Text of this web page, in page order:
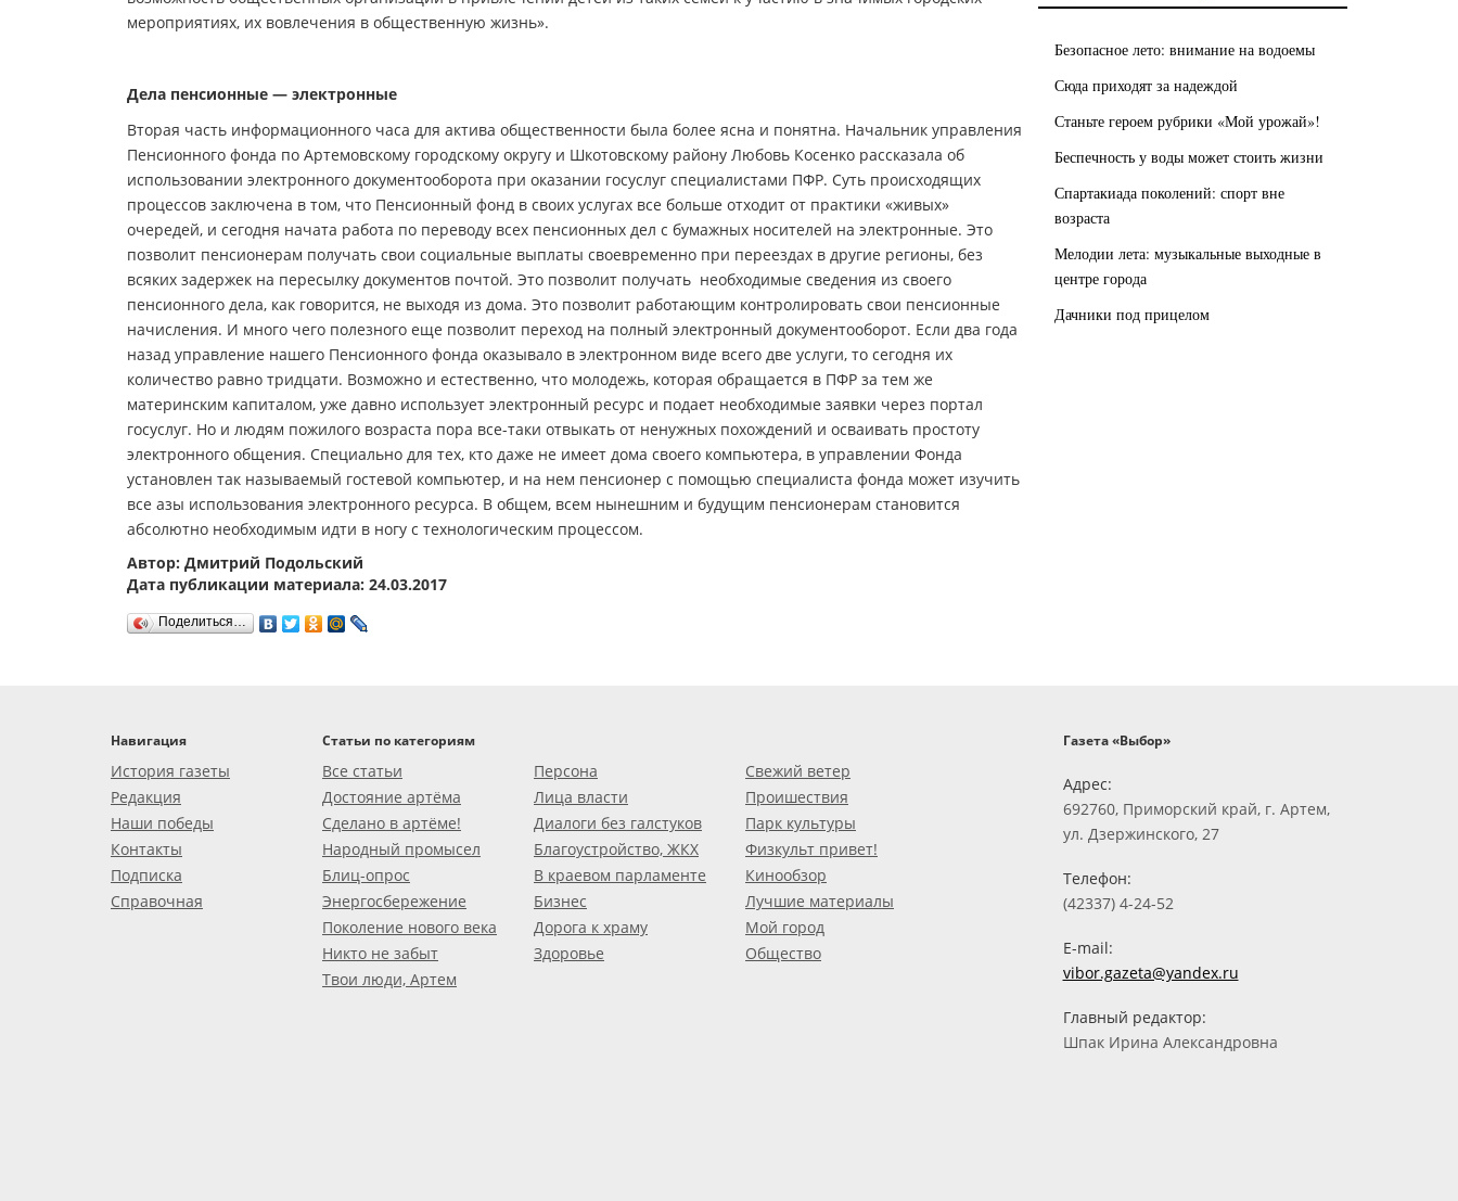
мероприятиях, их вовлечения в общественную жизнь».
Дела пенсионные — электронные
Вторая часть информационного часа для актива общественности была более ясна и понятна. Начальник управления
Пенсионного фонда по Артемовскому городскому округу и Шкотовскому району Любовь Косенко рассказала об
использовании электронного документооборота при оказании госуслуг специалистами ПФР. Суть происходящих
процессов заключена в том, что Пенсионный фонд в своих услугах все больше отходит от практики «живых»
очередей, и сегодня начата работа по переводу всех пенсионных дел с бумажных носителей на электронные. Это
позволит пенсионерам получать свои социальные выплаты своевременно при переездах в другие регионы, без
всяких задержек на пересылку документов почтой. Это позволит получать необходимые сведения из своего
пенсионного дела, как говорится, не выходя из дома. Это позволит работающим контролировать свои пенсионные
начисления. И много чего полезного еще позволит переход на полный электронный документооборот. Если два года
назад управление нашего Пенсионного фонда оказывало в электронном виде всего две услуги, то сегодня их
количество равно тридцати. Возможно и естественно, что молодежь, которая обращается в ПФР за тем же
материнским капиталом, уже давно использует электронный ресурс и подает необходимые заявки через портал
госуслуг. Но и людям пожилого возраста пора все-таки отвыкать от ненужных похождений и осваивать простоту
электронного общения. Специально для тех, кто даже не имеет дома своего компьютера, в управлении Фонда
установлен так называемый гостевой компьютер, и на нем пенсионер с помощью специалиста фонда может изучить
все азы использования электронного ресурса. В общем, всем нынешним и будущим пенсионерам становится
абсолютно необходимым идти в ногу с технологическим процессом.
Автор: Дмитрий Подольский
Дата публикации материала: 24.03.2017
Поделиться…
Безопасное лето: внимание на водоемы
Сюда приходят за надеждой
Станьте героем рубрики «Мой урожай»!
Беспечность у воды может стоить жизни
Спартакиада поколений: спорт вне
возраста
Мелодии лета: музыкальные выходные в
центре города
Дачники под прицелом
Навигация
История газеты
Редакция
Наши победы
Контакты
Подписка
Справочная
Статьи по категориям
Все статьи
Достояние артёма
Сделано в артёме!
Народный промысел
Блиц-опрос
Энергосбережение
Поколение нового века
Никто не забыт
Твои люди, Артем
Персона
Лица власти
Диалоги без галстуков
Благоустройство, ЖКХ
В краевом парламенте
Бизнес
Дорога к храму
Здоровье
Свежий ветер
Проишествия
Парк культуры
Физкульт привет!
Кинообзор
Лучшие материалы
Мой город
Общество
Газета «Выбор»
Адрес:
692760, Приморский край, г. Артем,
ул. Дзержинского, 27
Телефон:
(42337) 4-24-52
E-mail:
vibor.gazeta@yandex.ru
Главный редактор:
Шпак Ирина Александровна